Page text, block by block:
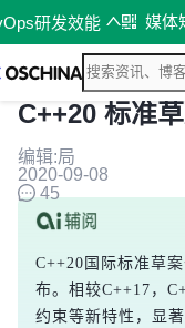
研发效能 媒体
C++20 标准
编辑:局
2020-09-08
45
C++20国际标准草
布。相较C++17，
约束等新特性，显